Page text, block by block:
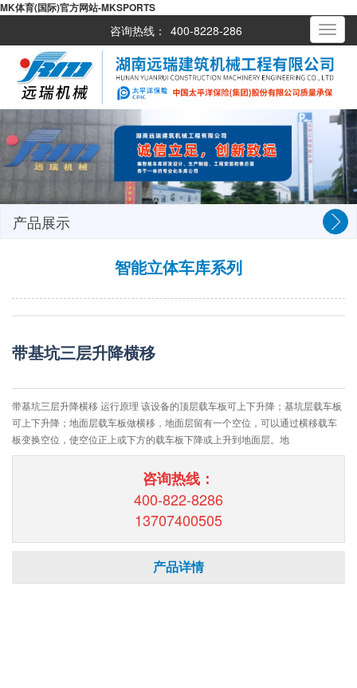
MK体育(国际)官方网站-MKSPORTS
咨询热线： 400-8228-286
产品展示
智能立体车库系列
带基坑三层升降横移
带基坑三层升降横移 运行原理 该设备的顶层载车板可上下升降；基坑层载车板
可上下升降；地面层载车板做横移，地面层留有一个空位，可以通过横移载车
板变换空位，使空位正上或下方的载车板下降或上升到地面层。地
咨询热线：
400-822-8286
13707400505
产品详情
Toggle